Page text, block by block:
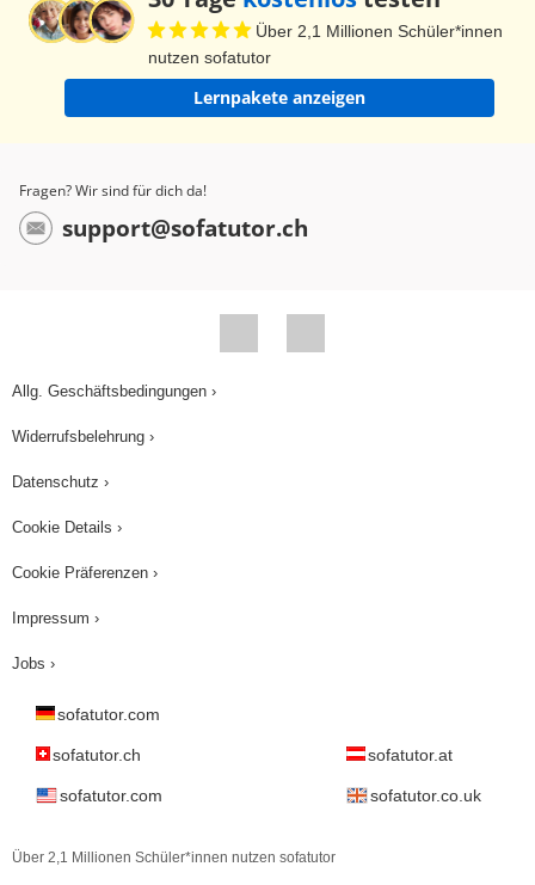
Über 2,1 Millionen Schüler*innen
nutzen sofatutor
Lernpakete anzeigen
Fragen? Wir sind für dich da!
support@sofatutor.ch
Allg. Geschäftsbedingungen ›
Widerrufsbelehrung ›
Datenschutz ›
Cookie Details ›
Cookie Präferenzen ›
Impressum ›
Jobs ›
sofatutor.com
sofatutor.ch sofatutor.at
sofatutor.com sofatutor.co.uk
Über 2,1 Millionen Schüler*innen nutzen sofatutor